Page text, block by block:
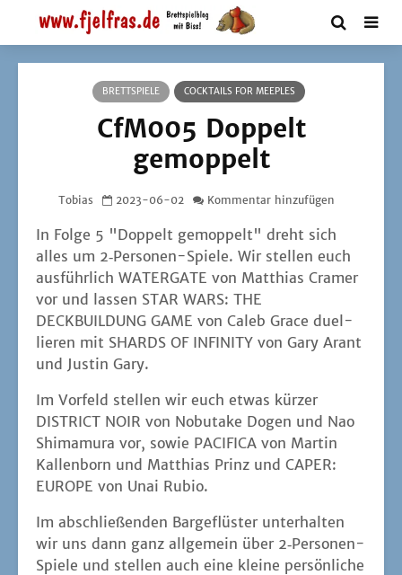
BRETTSPIELE COCKTAILS FOR MEEPLES
CfM005 Doppelt
gemoppelt
Tobias 2023-06-02 Kommentar hinzufügen
In Fol­ge 5 "Dop­pelt gemop­pelt" dreht sich
alles um 2‑Per­so­nen-Spie­le. Wir stel­len euch
aus­führ­lich WATERGATE von Mat­thi­as Cra­mer
vor und las­sen STAR WARS: THE
DECKBUILDUNG GAME von Caleb Grace duel­
lie­ren mit SHARDS OF INFINITY von Gary Arant
und Jus­tin Gary.
Im Vor­feld stel­len wir euch etwas kür­zer
DISTRICT NOIR von Nobu­ta­ke Dogen und Nao
Shi­ma­mu­ra vor, sowie PACIFICA von Mar­tin
Kal­len­born und Mat­thi­as Prinz und CAPER:
EUROPE von Unai Rubio.
Im abschlie­ßen­den Bar­ge­flüs­ter unter­hal­ten
wir uns dann ganz all­ge­mein über 2‑Per­so­nen-
Spie­le und stel­len auch eine klei­ne per­sön­li­che